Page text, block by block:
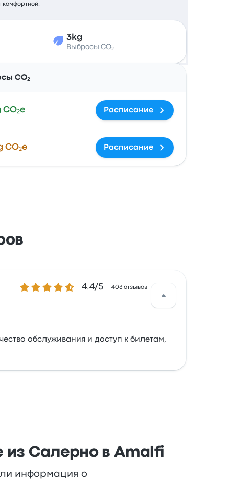
комфортной.
3kg
Выбросы CO₂
CO₂
CO₂e Расписание
CO₂e Расписание
Количество звезд: 4.4 из 5
4.4/5 403 отзывов
обслуживания и доступ к билетам,
из Салерно в Amalfi
информация о